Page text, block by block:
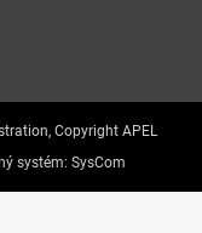
Copyright APEL
systém: SysCom